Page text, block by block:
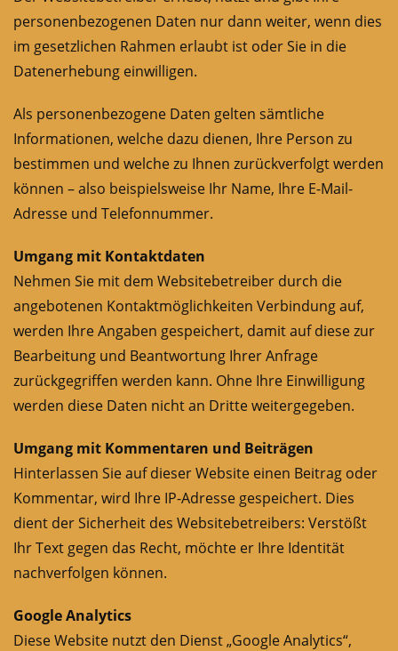
personenbezogenen Daten nur dann weiter, wenn dies
im gesetzlichen Rahmen erlaubt ist oder Sie in die
Datenerhebung einwilligen.
Als personenbezogene Daten gelten sämtliche
Informationen, welche dazu dienen, Ihre Person zu
bestimmen und welche zu Ihnen zurückverfolgt werden
können – also beispielsweise Ihr Name, Ihre E-Mail-
Adresse und Telefonnummer.
Umgang mit Kontaktdaten
Nehmen Sie mit dem Websitebetreiber durch die
angebotenen Kontaktmöglichkeiten Verbindung auf,
werden Ihre Angaben gespeichert, damit auf diese zur
Bearbeitung und Beantwortung Ihrer Anfrage
zurückgegriffen werden kann. Ohne Ihre Einwilligung
werden diese Daten nicht an Dritte weitergegeben.
Umgang mit Kommentaren und Beiträgen
Hinterlassen Sie auf dieser Website einen Beitrag oder
Kommentar, wird Ihre IP-Adresse gespeichert. Dies
dient der Sicherheit des Websitebetreibers: Verstößt
Ihr Text gegen das Recht, möchte er Ihre Identität
nachverfolgen können.
Google Analytics
Diese Website nutzt den Dienst „Google Analytics“,